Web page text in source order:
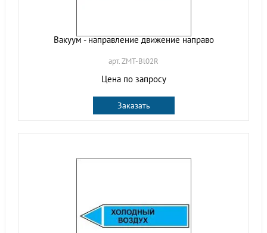
Вакуум - направление движение направо
арт. ZMT-Bl02R
Цена по запросу
Заказать